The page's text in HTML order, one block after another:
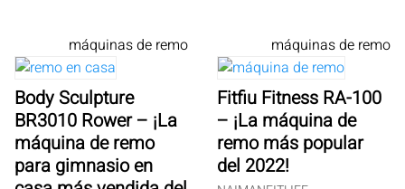
máquinas de remo
Body Sculpture
BR3010 Rower – ¡La
máquina de remo
para gimnasio en
máquinas de remo
Fitfiu Fitness RA-100
– ¡La máquina de
remo más popular
del 2022!